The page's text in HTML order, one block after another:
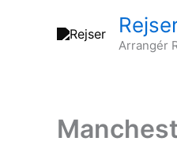
Arrangér